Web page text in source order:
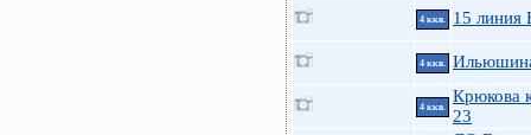
4 ккв. 15 линия
4 ккв.
4 ккв.
Крюкова
23